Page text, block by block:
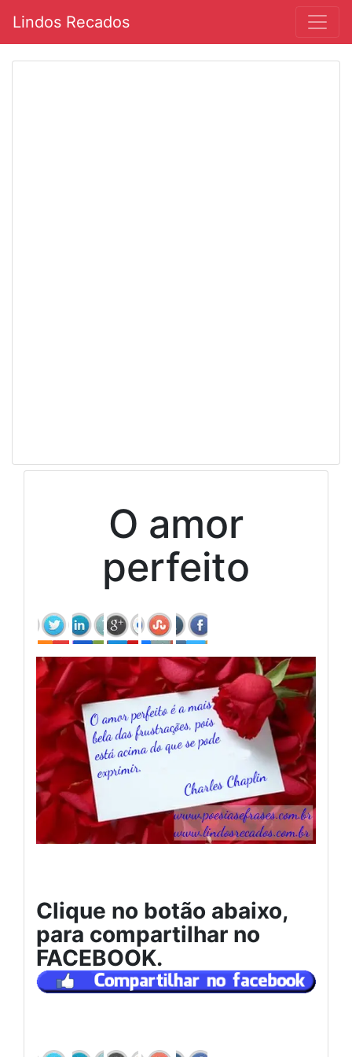
Lindos Recados
O amor
perfeito
Clique no botão abaixo,
para compartilhar no
FACEBOOK.